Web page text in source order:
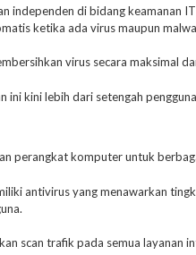
independen di bidang keamanan
ketika ada virus maupun
virus secara maksimal
ini kini lebih dari setengah
perangkat komputer untuk
antivirus yang menawarkan
scan trafik pada semua layanan